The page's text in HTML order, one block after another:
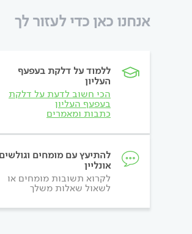
אנחנו כאן כדי לעזור לך
ללמוד על דלקת בעפעף
העליון
הכי חשוב לדעת על דלקת
בעפעף העליון
כתבות ומאמרים
להתיעץ עם מומחים וגולשים
אונליין
לקרוא תשובות מומחים או
לשאול שאלות משלך